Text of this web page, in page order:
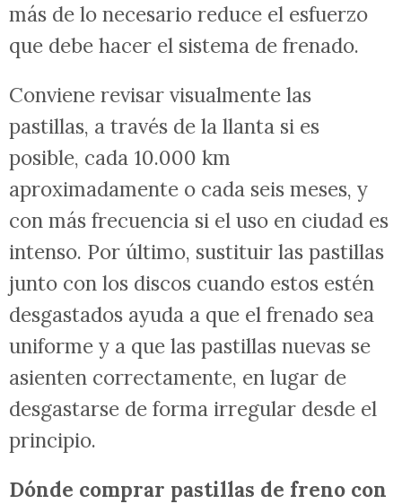
más de lo necesario reduce el esfuerzo
que debe hacer el sistema de frenado.
Conviene revisar visualmente las
pastillas, a través de la llanta si es
posible, cada 10.000 km
aproximadamente o cada seis meses, y
con más frecuencia si el uso en ciudad es
intenso. Por último, sustituir las pastillas
junto con los discos cuando estos estén
desgastados ayuda a que el frenado sea
uniforme y a que las pastillas nuevas se
asienten correctamente, en lugar de
desgastarse de forma irregular desde el
principio.
Dónde comprar pastillas de freno con